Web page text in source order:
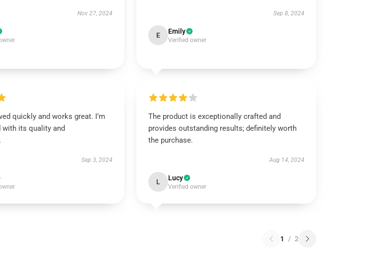
Nov 27, 2024 Sep 8, 2024
E Emily
Verified owner
quickly and works great. I’m
with its quality and
Sep 3, 2024
The product is exceptionally crafted and
provides outstanding results; definitely worth
the purchase.
Aug 14, 2024
L Lucy
Verified owner
1 / 2